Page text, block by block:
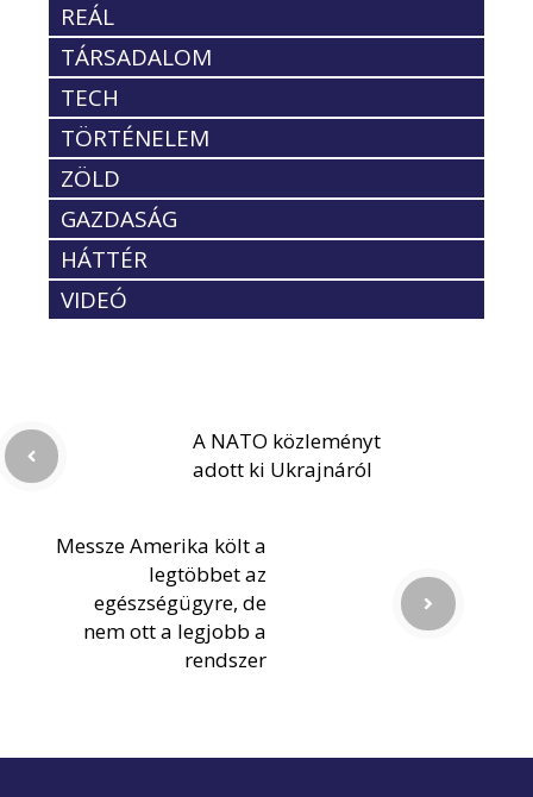
REÁL
TÁRSADALOM
TECH
TÖRTÉNELEM
ZÖLD
GAZDASÁG
HÁTTÉR
VIDEÓ
A NATO közleményt
adott ki Ukrajnáról
Messze Amerika költ a
legtöbbet az
egészségügyre, de
nem ott a legjobb a
rendszer